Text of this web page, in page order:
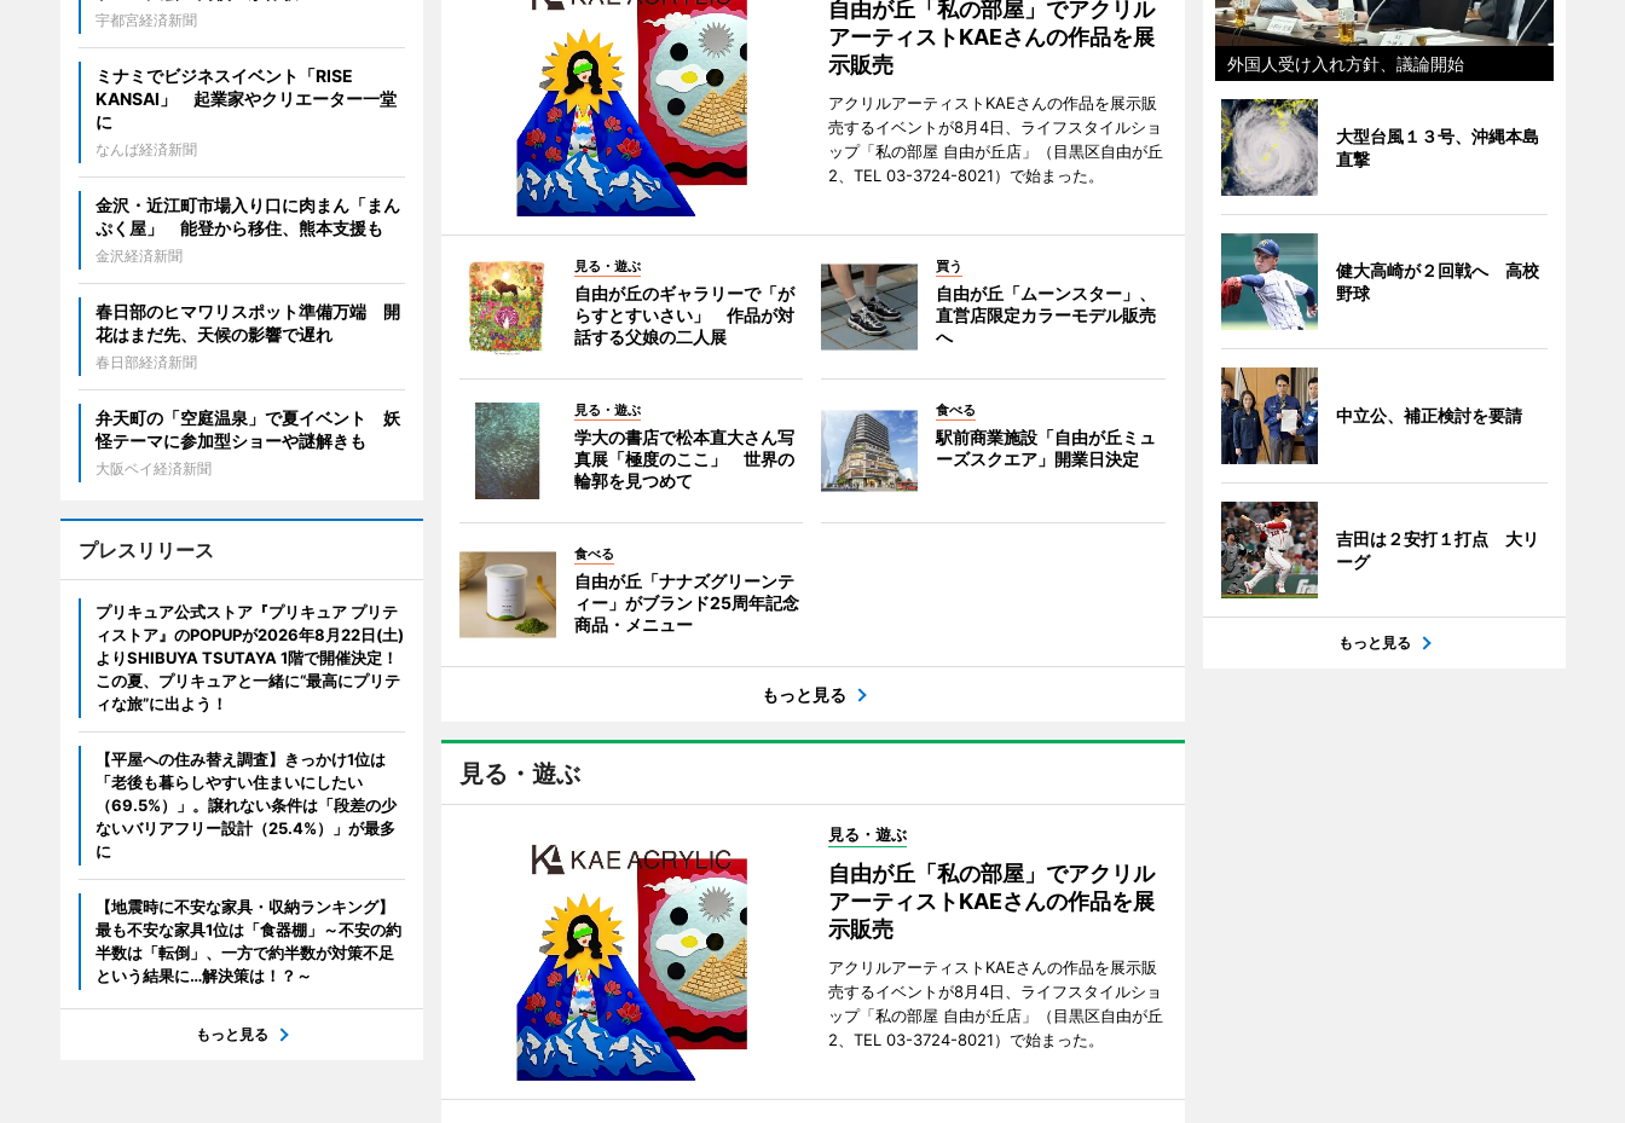
自由が丘「私の部屋」でアクリル
アーティストKAEさんの作品を展
示販売
アクリルアーティストKAEさんの作品を展示販
売するイベントが8月4日、ライフスタイルショ
ップ「私の部屋 自由が丘店」（目黒区自由が丘
2、TEL 03-3724-8021）で始まった。
見る・遊ぶ
自由が丘のギャラリーで「が
らすとすいさい」 作品が対
話する父娘の二人展
買う
自由が丘「ムーンスター」、
直営店限定カラーモデル販売
へ
見る・遊ぶ
学大の書店で松本直大さん写
真展「極度のここ」 世界の
輪郭を見つめて
食べる
駅前商業施設「自由が丘ミュ
ーズスクエア」開業日決定
食べる
自由が丘「ナナズグリーンテ
ィー」がブランド25周年記念
商品・メニュー
もっと見る
見る・遊ぶ
見る・遊ぶ
自由が丘「私の部屋」でアクリル
アーティストKAEさんの作品を展
示販売
アクリルアーティストKAEさんの作品を展示販
売するイベントが8月4日、ライフスタイルショ
ップ「私の部屋 自由が丘店」（目黒区自由が丘
2、TEL 03-3724-8021）で始まった。
宇都宮経済新聞
ミナミでビジネスイベント「RISE
KANSAI」 起業家やクリエーター一堂
に
なんば経済新聞
金沢・近江町市場入り口に肉まん「まん
ぷく屋」 能登から移住、熊本支援も
金沢経済新聞
春日部のヒマワリスポット準備万端 開
花はまだ先、天候の影響で遅れ
春日部経済新聞
弁天町の「空庭温泉」で夏イベント 妖
怪テーマに参加型ショーや謎解きも
大阪ベイ経済新聞
プレスリリース
プリキュア公式ストア『プリキュア プリテ
ィストア』のPOPUPが2026年8月22日(土)
よりSHIBUYA TSUTAYA 1階で開催決定！
この夏、プリキュアと一緒に“最高にプリテ
ィな旅”に出よう！
【平屋への住み替え調査】きっかけ1位は
「老後も暮らしやすい住まいにしたい
（69.5%）」。譲れない条件は「段差の少
ないバリアフリー設計（25.4%）」が最多
に
【地震時に不安な家具・収納ランキング】
最も不安な家具1位は「食器棚」～不安の約
半数は「転倒」、一方で約半数が対策不足
という結果に…解決策は！？～
もっと見る
外国人受け入れ方針、議論開始
大型台風１３号、沖縄本島
直撃
健大高崎が２回戦へ 高校
野球
中立公、補正検討を要請
吉田は２安打１打点 大リ
ーグ
もっと見る